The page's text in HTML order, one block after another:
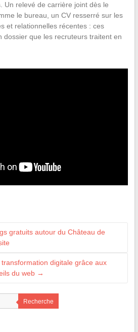
Un relevé de carrière joint dès le
le bureau, un CV resserré sur les
et relationnelles récentes : ces
dossier que les recruteurs traitent en
gratuits autour du Château de
digitale grâce aux
du web →
Recherche